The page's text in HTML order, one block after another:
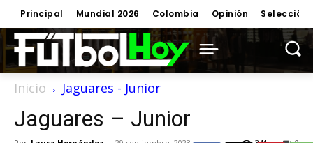
Principal Mundial 2026 Colombia Opinión Selección
Inicio Jaguares - Junior
Jaguares – Junior